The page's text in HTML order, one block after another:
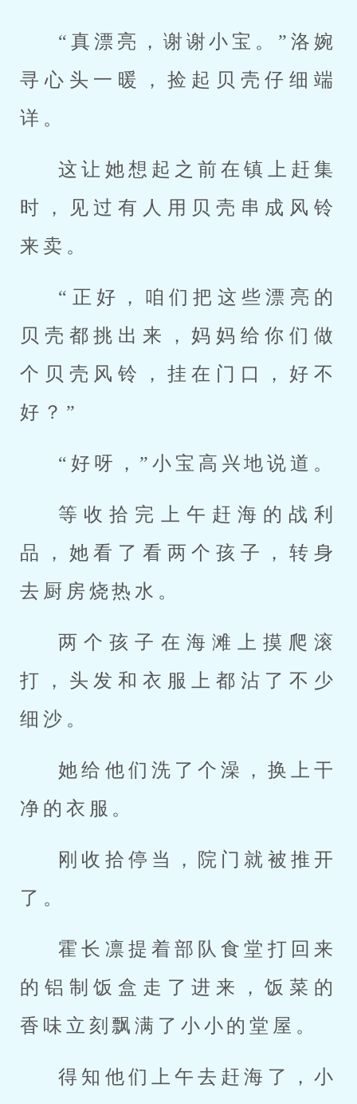
“真漂亮，谢谢小宝。”洛婉
寻心头一暖，捡起贝壳仔细端
详。
这让她想起之前在镇上赶集
时，见过有人用贝壳串成风铃
来卖。
“正好，咱们把这些漂亮的
贝壳都挑出来，妈妈给你们做
个贝壳风铃，挂在门口，好不
好？”
“好呀，”小宝高兴地说道。
等收拾完上午赶海的战利
品，她看了看两个孩子，转身
去厨房烧热水。
两个孩子在海滩上摸爬滚
打，头发和衣服上都沾了不少
细沙。
她给他们洗了个澡，换上干
净的衣服。
刚收拾停当，院门就被推开
了。
霍长凛提着部队食堂打回来
的铝制饭盒走了进来，饭菜的
香味立刻飘满了小小的堂屋。
得知他们上午去赶海了，小